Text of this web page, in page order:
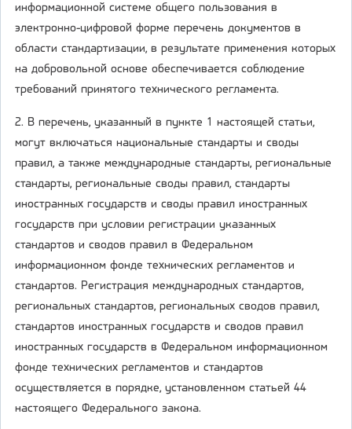
информационной системе общего пользования в
электронно-цифровой форме перечень документов в
области стандартизации, в результате применения которых
на добровольной основе обеспечивается соблюдение
требований принятого технического регламента.
2. В перечень, указанный в пункте 1 настоящей статьи,
могут включаться национальные стандарты и своды
правил, а также международные стандарты, региональные
стандарты, региональные своды правил, стандарты
иностранных государств и своды правил иностранных
государств при условии регистрации указанных
стандартов и сводов правил в Федеральном
информационном фонде технических регламентов и
стандартов. Регистрация международных стандартов,
региональных стандартов, региональных сводов правил,
стандартов иностранных государств и сводов правил
иностранных государств в Федеральном информационном
фонде технических регламентов и стандартов
осуществляется в порядке, установленном статьей 44
настоящего Федерального закона.